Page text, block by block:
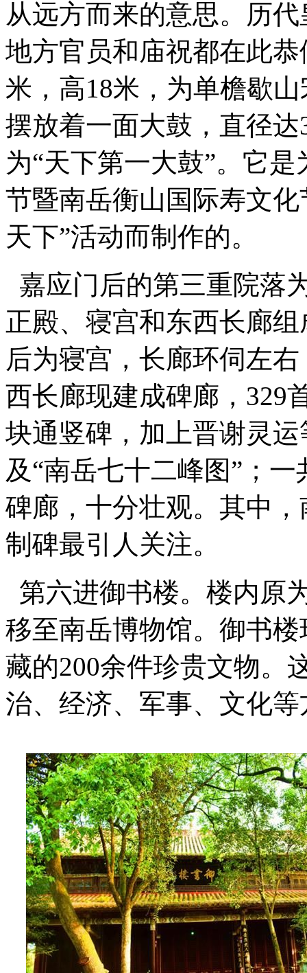
从远方而来的意思。历
地方官员和庙祝都在此
米，高18米，为单檐歇
摆放着一面大鼓，直径
为“天下第一大鼓”。它
节暨南岳衡山国际寿文
天下”活动而制作的。
嘉应门后的第三重院落
正殿、寝宫和东西长廊
后为寝宫，长廊环伺左
西长廊现建成碑廊，329
块通竖碑，加上晋谢灵
及“南岳七十二峰图”；
碑廊，十分壮观。其中
制碑最引人关注。
第六进御书楼。楼内原
移至南岳博物馆。御书
藏的200余件珍贵文物。
治、经济、军事、文化